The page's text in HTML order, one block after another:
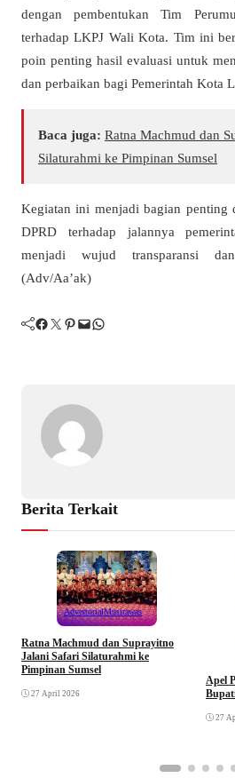
dengan pembentukan Tim
terhadap LKPJ Wali Kota. Tim ini
poin penting hasil evaluasi untuk
dan perbaikan bagi Pemerintah Kota
Baca juga: Ratna Machmud dan
Silaturahmi ke Pimpinan Sumsel
Kegiatan ini menjadi bagian penting
DPRD terhadap jalannya
menjadi wujud transparansi
(Adv/Aa’ak)
Facebook Twitter Pinterest Mail WhatsApp
Berita Terkait
AdvertorialMusirawas
Ratna Machmud dan Suprayitno
Jalani Safari Silaturahmi ke
Pimpinan Sumsel
27 April 2026
Apel
27